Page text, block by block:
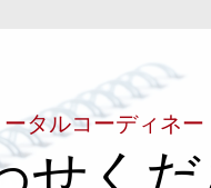
タルコーディネー
せく